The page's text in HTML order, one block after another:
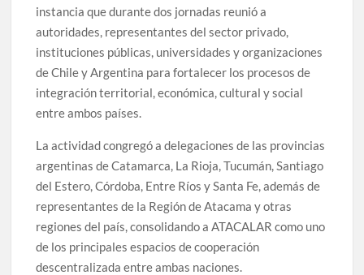
instancia que durante dos jornadas reunió a
autoridades, representantes del sector privado,
instituciones públicas, universidades y organizaciones
de Chile y Argentina para fortalecer los procesos de
integración territorial, económica, cultural y social
entre ambos países.
La actividad congregó a delegaciones de las provincias
argentinas de Catamarca, La Rioja, Tucumán, Santiago
del Estero, Córdoba, Entre Ríos y Santa Fe, además de
representantes de la Región de Atacama y otras
regiones del país, consolidando a ATACALAR como uno
de los principales espacios de cooperación
descentralizada entre ambas naciones.